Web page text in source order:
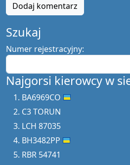
Dodaj komentarz
Szukaj
Numer rejestracyjny:
Najgorsi kierowcy w
BA6969CO
C3 TORUN
LCH 87035
BH3482PP
RBR 54741